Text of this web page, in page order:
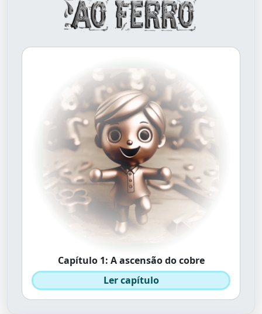
Capítulo 1: A ascensão do cobre
Ler capítulo